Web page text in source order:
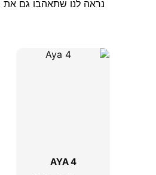
נראה לנו שתאהבו גם את
AYA 4